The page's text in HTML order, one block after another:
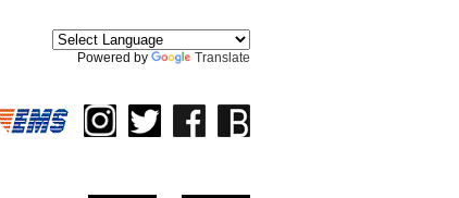
Powered by Translate